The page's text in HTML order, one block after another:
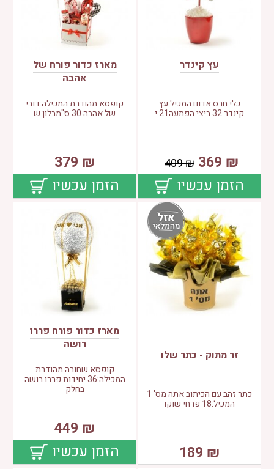
עץ קינדר
כלי חרס אדום המכיל:עץ
קינדר 32 ביצי הפתעה21 י
₪
369
₪
409
הזמן עכשיו
מארז כדור פורח של
אהבה
קופסא מהודרת המכילה:דובי
של אהבה 30 ס"מבלון ש
₪
379
הזמן עכשיו
זר מתוק - כתר שלו
כתר זהב עם הכיתוב אתה מס' 1
המכיל:18 פרחי שוקו
₪
189
מארז כדור פורח פררו
רושה
קופסא שחורה מהודרת
המכילה:36 יחידות פררו רושה
בחלק
₪
449
הזמן עכשיו